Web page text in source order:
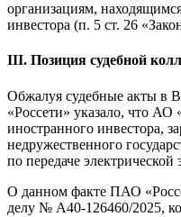
организациям,
инвестора (п. 5 ст. 26
III. Позиция судебной
Обжалуя судебные акты
«Россети» указало, что
иностранного инвестора,
недружественного
по передаче электрической
О данном факте ПАО
делу № А40-126460/2025,